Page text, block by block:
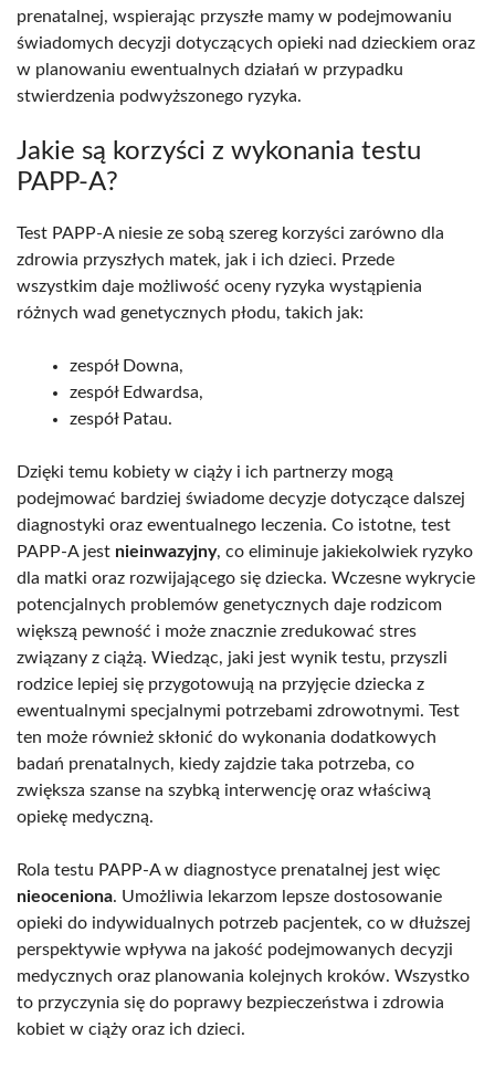
prenatalnej, wspierając przyszłe mamy w podejmowaniu
świadomych decyzji dotyczących opieki nad dzieckiem oraz
w planowaniu ewentualnych działań w przypadku
stwierdzenia podwyższonego ryzyka.
Jakie są korzyści z wykonania testu
PAPP-A?
Test PAPP-A niesie ze sobą szereg korzyści zarówno dla
zdrowia przyszłych matek, jak i ich dzieci. Przede
wszystkim daje możliwość oceny ryzyka wystąpienia
różnych wad genetycznych płodu, takich jak:
zespół Downa,
zespół Edwardsa,
zespół Patau.
Dzięki temu kobiety w ciąży i ich partnerzy mogą
podejmować bardziej świadome decyzje dotyczące dalszej
diagnostyki oraz ewentualnego leczenia. Co istotne, test
PAPP-A jest nieinwazyjny, co eliminuje jakiekolwiek ryzyko
dla matki oraz rozwijającego się dziecka. Wczesne wykrycie
potencjalnych problemów genetycznych daje rodzicom
większą pewność i może znacznie zredukować stres
związany z ciążą. Wiedząc, jaki jest wynik testu, przyszli
rodzice lepiej się przygotowują na przyjęcie dziecka z
ewentualnymi specjalnymi potrzebami zdrowotnymi. Test
ten może również skłonić do wykonania dodatkowych
badań prenatalnych, kiedy zajdzie taka potrzeba, co
zwiększa szanse na szybką interwencję oraz właściwą
opiekę medyczną.
Rola testu PAPP-A w diagnostyce prenatalnej jest więc
nieoceniona. Umożliwia lekarzom lepsze dostosowanie
opieki do indywidualnych potrzeb pacjentek, co w dłuższej
perspektywie wpływa na jakość podejmowanych decyzji
medycznych oraz planowania kolejnych kroków. Wszystko
to przyczynia się do poprawy bezpieczeństwa i zdrowia
kobiet w ciąży oraz ich dzieci.